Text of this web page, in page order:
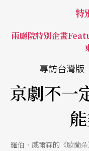
特
兩廳院特別企畫
專訪台灣版
京劇不一
羅伯．威爾森的《歐蘭